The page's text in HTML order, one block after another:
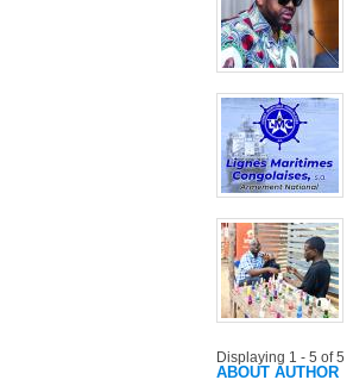
Displaying 1 - 5 of 5
ABOUT AUTHOR